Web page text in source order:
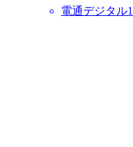
電通デジタル